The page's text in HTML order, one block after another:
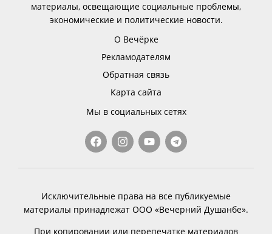
материалы, освещающие социальные проблемы,
экономические и политические новости.
О Вечёрке
Рекламодателям
Обратная связь
Карта сайта
Мы в социальных сетях
Исключительные права на все публикуемые
материалы принадлежат ООО «Вечерний Душанбе».
При копировании или перепечатке материалов